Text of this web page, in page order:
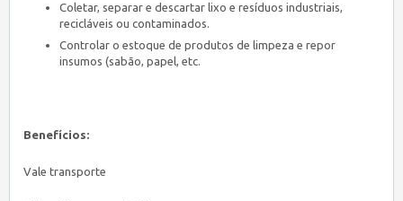
Coletar, separar e descartar lixo e resíduos industriais,
recicláveis ou contaminados.
Controlar o estoque de produtos de limpeza e repor
insumos (sabão, papel, etc.
Benefícios:
Vale transporte